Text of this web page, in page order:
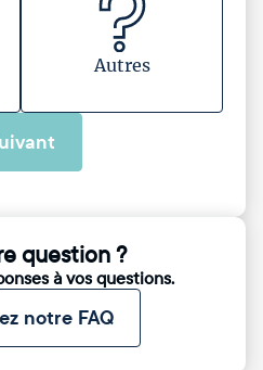
Autres
question ?
à vos questions.
notre FAQ